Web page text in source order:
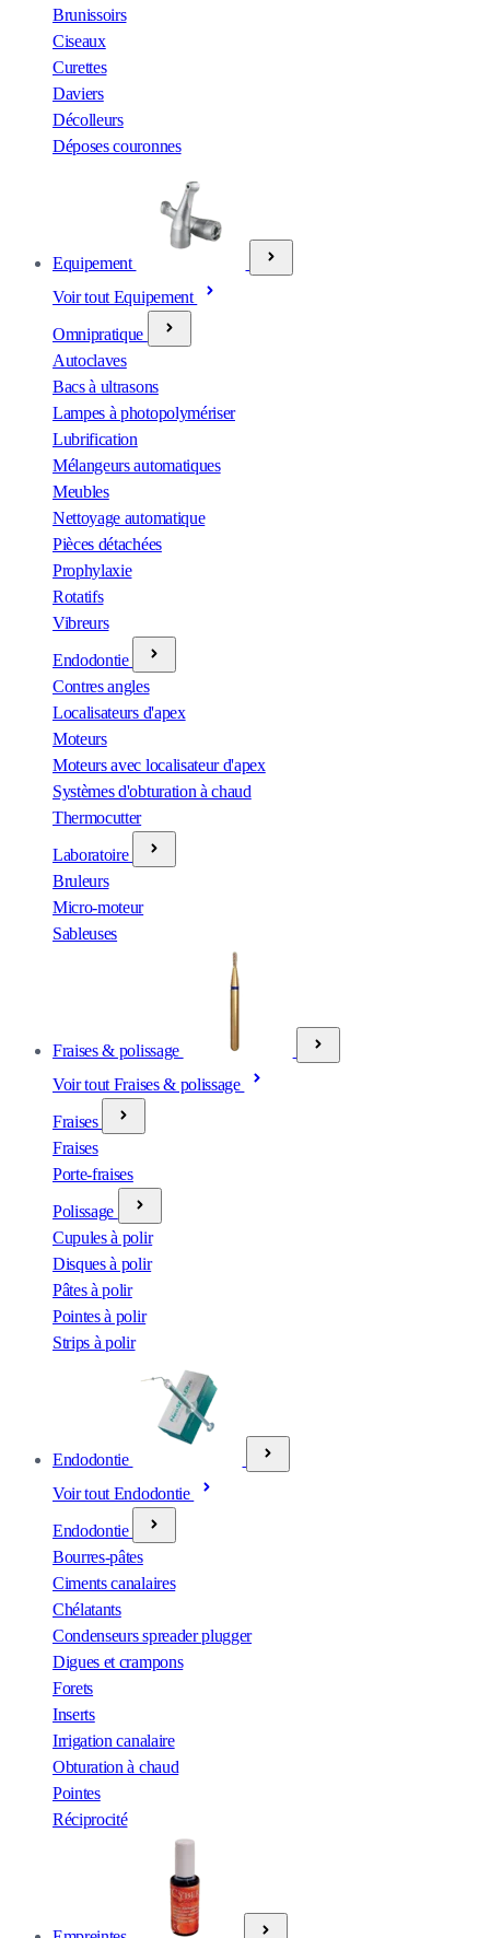
Brunissoirs
Ciseaux
Curettes
Daviers
Décolleurs
Déposes couronnes
Equipement
Voir tout Equipement
Omnipratique
Autoclaves
Bacs à ultrasons
Lampes à photopolymériser
Lubrification
Mélangeurs automatiques
Meubles
Nettoyage automatique
Pièces détachées
Prophylaxie
Rotatifs
Vibreurs
Endodontie
Contres angles
Localisateurs d'apex
Moteurs
Moteurs avec localisateur d'apex
Systèmes d'obturation à chaud
Thermocutter
Laboratoire
Bruleurs
Micro-moteur
Sableuses
Fraises & polissage
Voir tout Fraises & polissage
Fraises
Fraises
Porte-fraises
Polissage
Cupules à polir
Disques à polir
Pâtes à polir
Pointes à polir
Strips à polir
Endodontie
Voir tout Endodontie
Endodontie
Bourres-pâtes
Ciments canalaires
Chélatants
Condenseurs spreader plugger
Digues et crampons
Forets
Inserts
Irrigation canalaire
Obturation à chaud
Pointes
Réciprocité